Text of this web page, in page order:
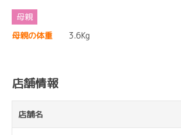
母親の体重 3.6Kg
店舗情報
店舗名